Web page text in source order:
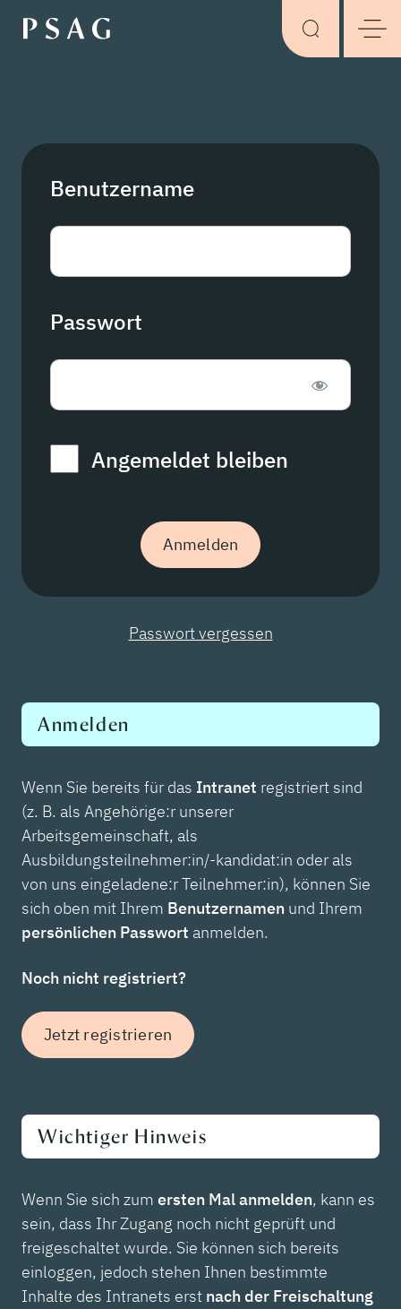
Benutzername
Passwort
Angemeldet bleiben
Passwort vergessen
Anmelden
Wenn Sie bereits für das Intranet registriert sind
(z. B. als Angehörige:r unserer
Arbeitsgemeinschaft, als
Ausbildungsteilnehmer:in/-kandidat:in oder als
von uns eingeladene:r Teilnehmer:in), können Sie
sich oben mit Ihrem Benutzernamen und Ihrem
persönlichen Passwort anmelden.
Noch nicht registriert?
Jetzt registrieren
Wichtiger Hinweis
Wenn Sie sich zum ersten Mal anmelden, kann es
sein, dass Ihr Zugang noch nicht geprüft und
freigeschaltet wurde. Sie können sich bereits
einloggen, jedoch stehen Ihnen bestimmte
Inhalte des Intranets erst nach der Freischaltung